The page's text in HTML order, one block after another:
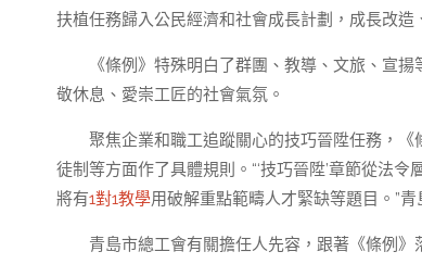
扶植任務歸入公民經濟和社會成長計劃，成長改造
《條例》特殊明白了群團、教導、文旅、宣揚
敬休息、愛崇工匠的社會氣氛。
聚焦企業和職工追蹤關心的技巧晉陞任務，
徒制等方面作了具體規則。“‘技巧晉陞’章節從法
將有1對1教學用破解重點範疇人才緊缺等題目。”
青島市總工會有關擔任人先容，跟著《條例》